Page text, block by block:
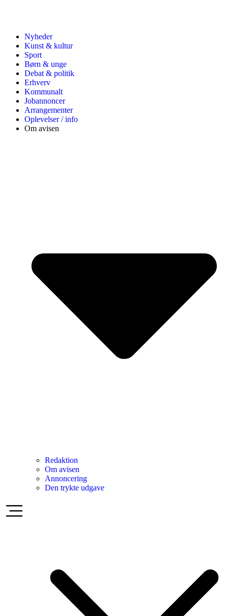
Nyheder
Kunst & kultur
Sport
Børn & unge
Debat & politik
Erhverv
Kommunalt
Jobannoncer
Arrangementer
Oplevelser / info
Om avisen
Redaktion
Om avisen
Annoncering
Den trykte udgave